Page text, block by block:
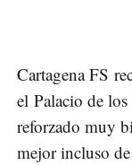
Cartagena FS
el Palacio de
reforzado muy
mejor incluso